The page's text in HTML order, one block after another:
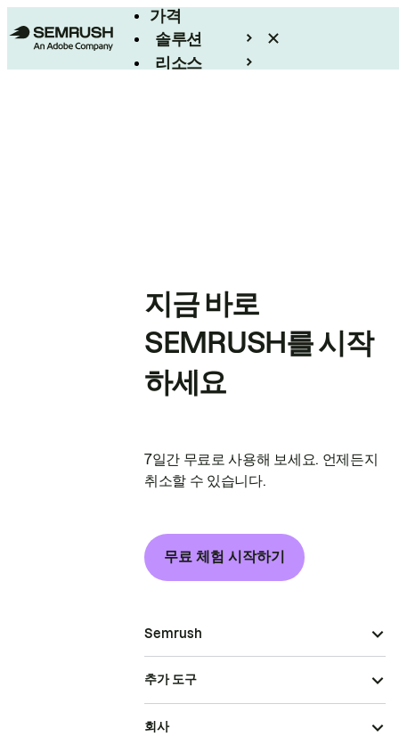
가격
솔루션
리소스
지금 바로
SEMRUSH를 시작
하세요
7일간 무료로 사용해 보세요. 언제든지
취소할 수 있습니다.
무료 체험 시작하기
Semrush
추가 도구
회사